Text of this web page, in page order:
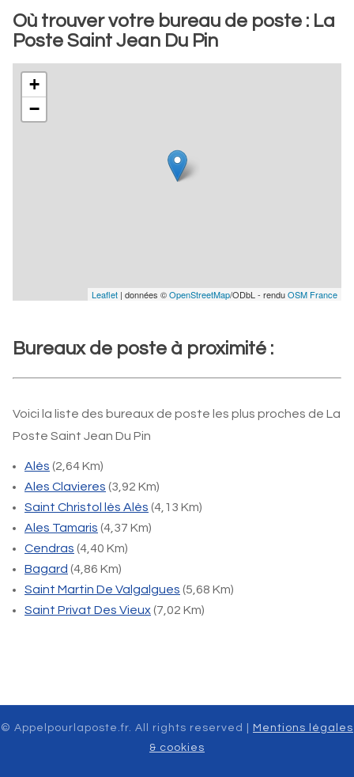
Où trouver votre bureau de poste : La
Poste Saint Jean Du Pin
+
−
Leaflet | données ©OpenStreetMap/ODbL - renduOSM France
Bureaux de poste à proximité :
Voici la liste des bureaux de poste les plus proches de La
Poste Saint Jean Du Pin
Alès (2,64 Km)
Ales Clavieres (3,92 Km)
Saint Christol lès Alès (4,13 Km)
Ales Tamaris (4,37 Km)
Cendras (4,40 Km)
Bagard (4,86 Km)
Saint Martin De Valgalgues (5,68 Km)
Saint Privat Des Vieux(7,02 Km)
© Appelpourlaposte.fr. All rights reserved |
Mentions légales
& cookies